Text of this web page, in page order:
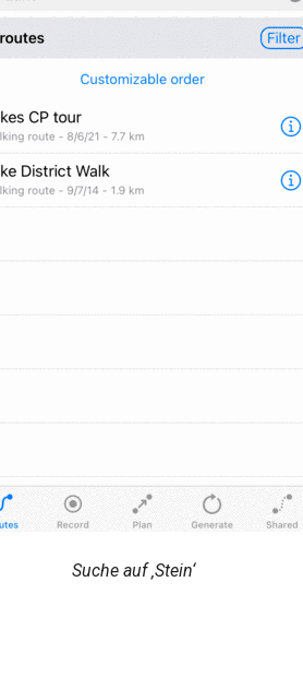
Suche auf ‚Stein‘